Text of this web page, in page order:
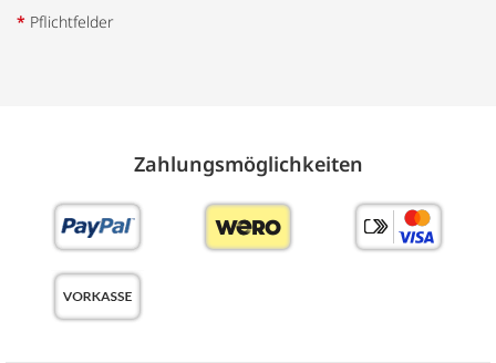
* Pflichtfelder
Zahlungs­möglich­keiten